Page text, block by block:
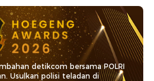
detikcom bersama POLRI
Usulkan polisi teladan di